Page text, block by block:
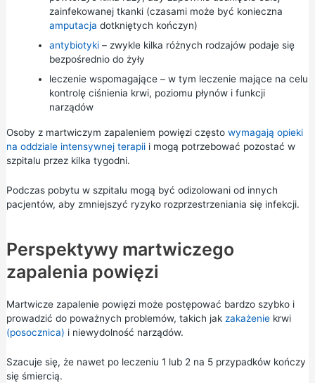
zainfekowanej tkanki (czasami może być konieczna
amputacja dotkniętych kończyn)
antybiotyki– zwykle kilka różnych rodzajów podaje się
bezpośrednio do żyły
leczenie wspomagające – w tym leczenie mające na celu
kontrolę ciśnienia krwi, poziomu płynów i funkcji
narządów
Osoby z martwiczym zapaleniem powięzi często wymagają opieki
na oddziale intensywnej terapiii mogą potrzebować pozostać w
szpitalu przez kilka tygodni.
Podczas pobytu w szpitalu mogą być odizolowani od innych
pacjentów, aby zmniejszyć ryzyko rozprzestrzeniania się infekcji.
Perspektywy martwiczego
zapalenia powięzi
Martwicze zapalenie powięzi może postępować bardzo szybko i
prowadzić do poważnych problemów, takich jak zakażeniekrwi
(posocznica) i niewydolność narządów.
Szacuje się, że nawet po leczeniu 1 lub 2 na 5 przypadków kończy
się śmiercią.